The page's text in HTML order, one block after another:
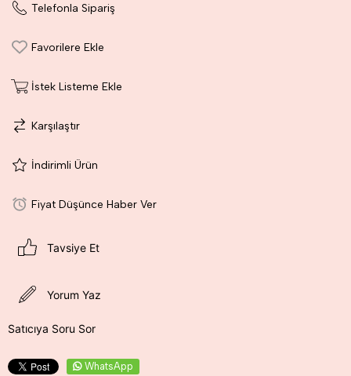
Telefonla Sipariş
Favorilere Ekle
İstek Listeme Ekle
Karşılaştır
İndirimli Ürün
Fiyat Düşünce Haber Ver
Tavsiye Et
Yorum Yaz
Satıcıya Soru Sor
WhatsApp